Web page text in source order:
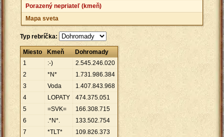
Porazený nepriateľ (kmeň)
Mapa sveta
Typ rebríčka:
Miesto Kmeň
Dohromady
1
:-) 2.545.246.020
2
*N* 1.731.986.384
3
Voda 1.407.843.968
4
LOPATY 474.375.051
5
=SVK= 166.308.715
6
.*N*. 133.502.754
7
*TLT* 109.826.373